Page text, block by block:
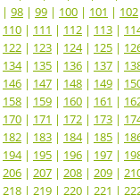
| 98 | 99 | 100 | 101 | 102
110 | 111 | 112 | 113 |
122 | 123 | 124| 125 |
134| 135 | 136 | 137 |
146 | 147 | 148 | 149 |
158 | 159 | 160 | 161 |
170 | 171 | 172 | 173 |
182 | 183 | 184| 185 |
194| 195 | 196 | 197 |
206 | 207 | 208 | 209 |
218 | 219 | 220 | 221 |